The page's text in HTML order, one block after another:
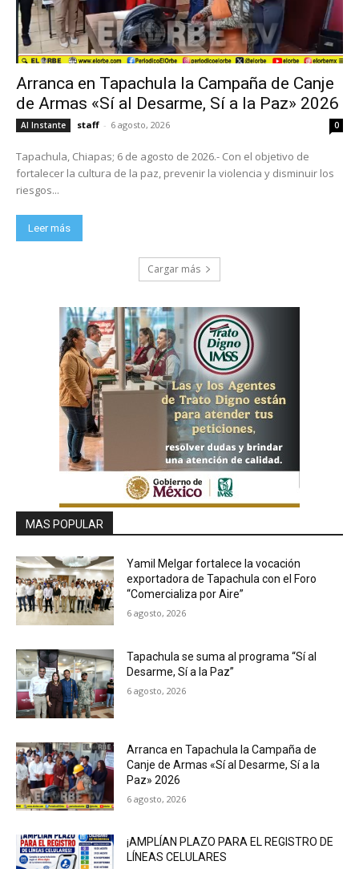
Arranca en Tapachula la Campaña de Canje
de Armas «Sí al Desarme, Sí a la Paz» 2026
Al Instante staff - 6 agosto, 2026 0
Tapachula, Chiapas; 6 de agosto de 2026.- Con el objetivo de
fortalecer la cultura de la paz, prevenir la violencia y disminuir los
riesgos...
Leer más
Cargar más
MAS POPULAR
Yamil Melgar fortalece la vocación
exportadora de Tapachula con el Foro
“Comercializa por Aire”
6 agosto, 2026
Tapachula se suma al programa “Sí al
Desarme, Sí a la Paz”
6 agosto, 2026
Arranca en Tapachula la Campaña de
Canje de Armas «Sí al Desarme, Sí a la
Paz» 2026
6 agosto, 2026
¡AMPLÍAN PLAZO PARA EL REGISTRO DE
LÍNEAS CELULARES